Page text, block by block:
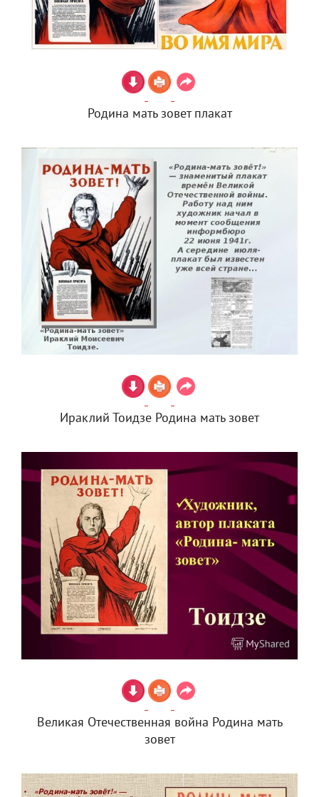
Родина мать зовет плакат
Ираклий Тоидзе Родина мать зовет
Великая Отечественная война Родина мать
зовет